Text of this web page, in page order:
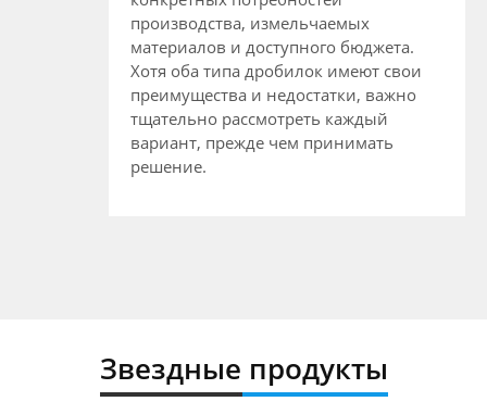
производства, измельчаемых
материалов и доступного бюджета.
Хотя оба типа дробилок имеют свои
преимущества и недостатки, важно
тщательно рассмотреть каждый
вариант, прежде чем принимать
решение.
Звездные продукты